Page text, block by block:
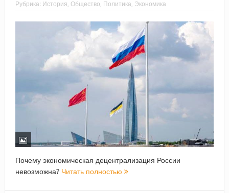
Рубрика: История Общество Политика Экономика
Почему экономическая децентрализация России
невозможна? Читать полностью